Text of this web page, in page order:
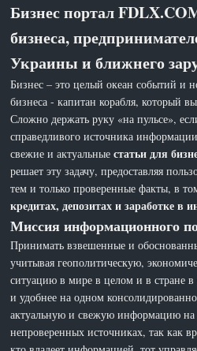
Бизнес портал
бизнеса,
Украины и ближнего
Бизнес – это целый океан событий и
бизнеса - капитан корабля, который
Сложно держать руку «на пульсе»,
справедливого источника
свежие и актуальныестатьи для
решает эту задачу, предоставляя
тем и только проверенные факты, в
кредитах, депозитах и заработке в
Миссия информационного
Принимать взвешенные и
учитывая геополитическую,
ситуацию в мире в целом и в стране в
и удобнее на одном
актуальную и свежую информацию на
непроверенных источниках, так как